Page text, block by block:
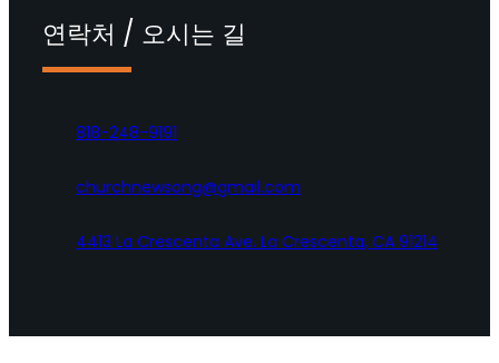
연락처 / 오시는 길
818-248-9191
churchnewsong@gmail.com
4413 La Crescenta Ave. La Crescenta, CA 91214